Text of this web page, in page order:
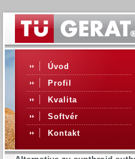
Úvod
Profil
Kvalita
Softvér
Kontakt